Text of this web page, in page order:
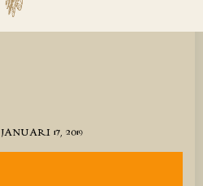
JANUARI 17, 2019